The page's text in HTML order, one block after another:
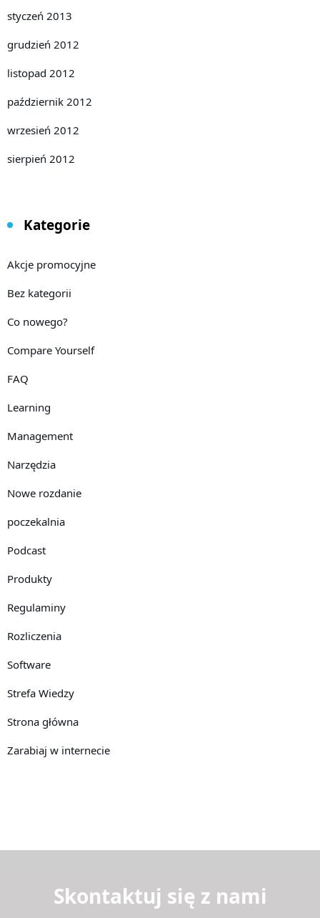
styczeń 2013
grudzień 2012
listopad 2012
październik 2012
wrzesień 2012
sierpień 2012
Kategorie
Akcje promocyjne
Bez kategorii
Co nowego?
Compare Yourself
FAQ
Learning
Management
Narzędzia
Nowe rozdanie
poczekalnia
Podcast
Produkty
Regulaminy
Rozliczenia
Software
Strefa Wiedzy
Strona główna
Zarabiaj w internecie
Skontaktuj się z nami